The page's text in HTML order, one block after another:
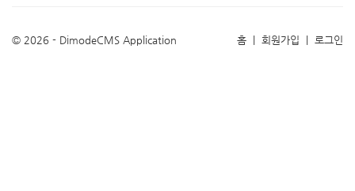
© 2026 - DimodeCMS Application 홈 회원가입 로그인